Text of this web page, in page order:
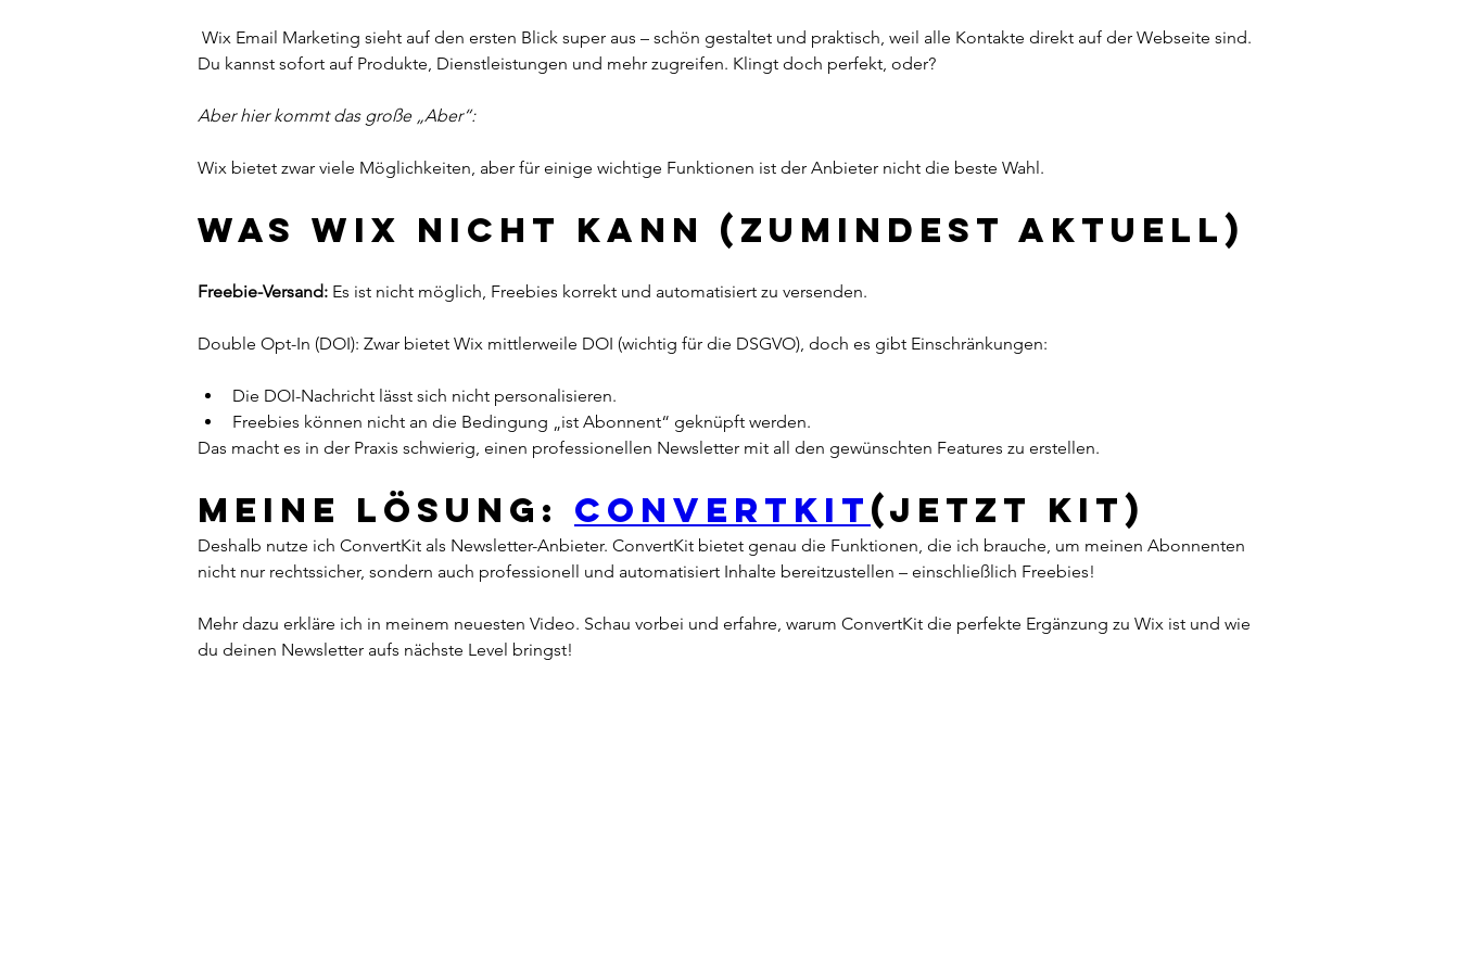
Du kannst sofort auf Produkte, Dienstleistungen und mehr zugreifen. Klingt doch perfekt, oder?
Aber hier kommt das große „Aber“:
Wix bietet zwar viele Möglichkeiten, aber für einige wichtige Funktionen ist der Anbieter nicht die beste Wahl.
Was Wix nicht kann (zumindest aktuell)
Freebie-Versand: Es ist nicht möglich, Freebies korrekt und automatisiert zu versenden.
Double Opt-In (DOI): Zwar bietet Wix mittlerweile DOI (wichtig für die DSGVO), doch es gibt Einschränkungen:
Die DOI-Nachricht lässt sich nicht personalisieren.
Freebies können nicht an die Bedingung „ist Abonnent“ geknüpft werden.
Das macht es in der Praxis schwierig, einen professionellen Newsletter mit all den gewünschten Features zu erstellen.
Meine Lösung: ConvertKit (jetzt kit)
Deshalb nutze ich ConvertKit als Newsletter-Anbieter. ConvertKit bietet genau die Funktionen, die ich brauche, um meinen Abonnenten
nicht nur rechtssicher, sondern auch professionell und automatisiert Inhalte bereitzustellen – einschließlich Freebies!
Mehr dazu erkläre ich in meinem neuesten Video. Schau vorbei und erfahre, warum ConvertKit die perfekte Ergänzung zu Wix ist und wie
du deinen Newsletter aufs nächste Level bringst!